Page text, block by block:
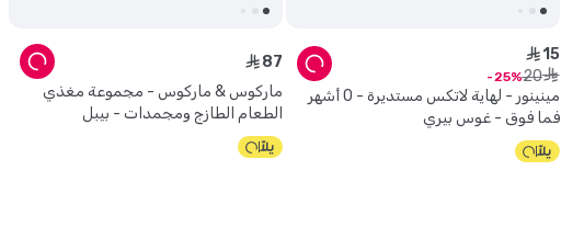
مينينور - لهاية لاتكس مستديرة - 0 أشهر
فما فوق - غوس بيري
ê 15
ê
20
25
ماركوس & ماركوس - مجموعة مغذي
الطعام الطازج ومجمدات - بيبل
ê 87